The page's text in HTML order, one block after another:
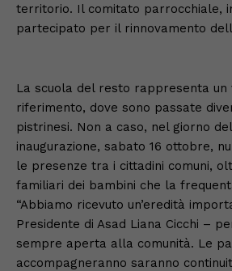
territorio. Il comitato parrocchiale,
partecipato per il rinnovamento
La scuola del resto rappresenta
riferimento, dove sono passate
pistrinesi. Non a caso, nel giorno
inaugurazione, sabato 16 ottobre,
le presenze tra i cittadini comuni,
familiari dei bambini che la
“Abbiamo ricevuto un’eredità
Presidente di Asad Liana Cicchi –
sempre aperta alla comunità. Le
accompagneranno saranno